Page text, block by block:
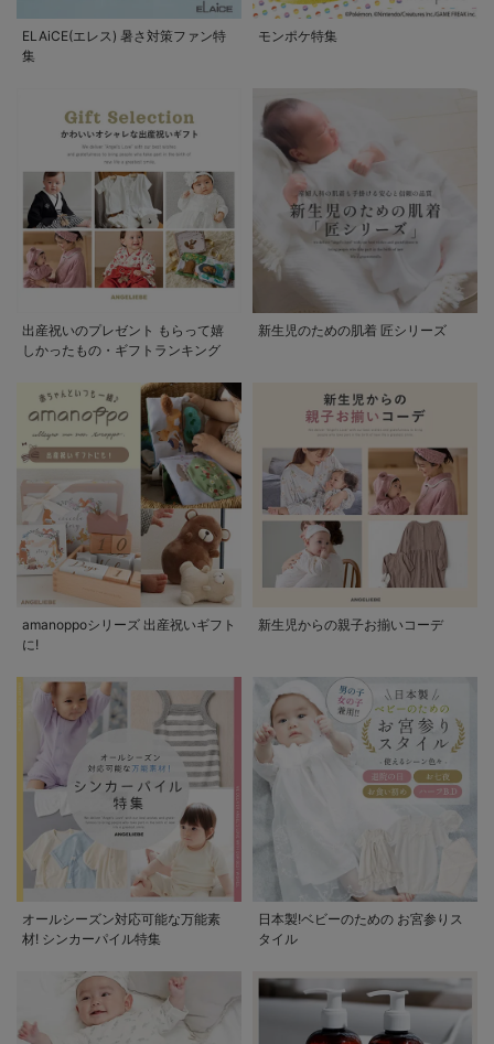
ELAiCE(エレス) 暑さ対策ファン特
集
モンポケ特集
出産祝いのプレゼント もらって嬉
しかったもの・ギフトランキング
新生児のための肌着 匠シリーズ
amanoppoシリーズ 出産祝いギフト
に!
新生児からの親子お揃いコーデ
オールシーズン対応可能な万能素
材! シンカーパイル特集
日本製!ベビーのための お宮参りス
タイル